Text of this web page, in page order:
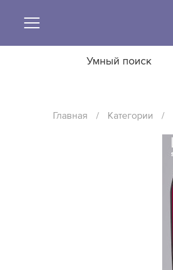
Умный поиск
Главная / Категории /